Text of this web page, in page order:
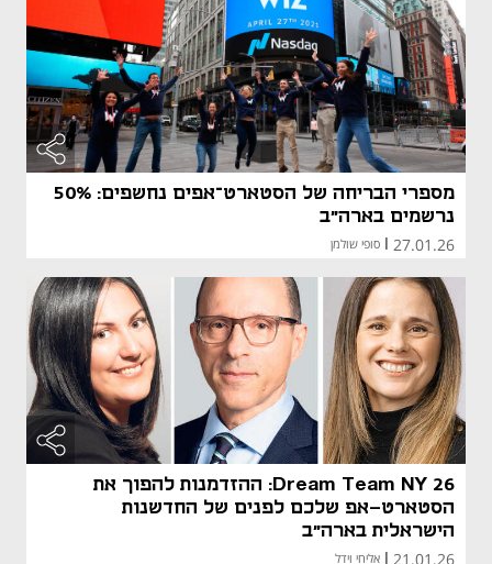
מספרי הבריחה של הסטארט־אפים נחשפים: 50%
נרשמים בארה"ב
27.01.26 סופי שולמן
Dream Team NY 26: ההזדמנות להפוך את
הסטארט-אפ שלכם לפנים של החדשנות
הישראלית בארה"ב
21.01.26 אליחי וידל